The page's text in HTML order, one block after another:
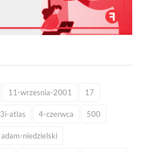
11-wrzesnia-2001 17
3i-atlas 4-czerwca 500
adam-niedzielski